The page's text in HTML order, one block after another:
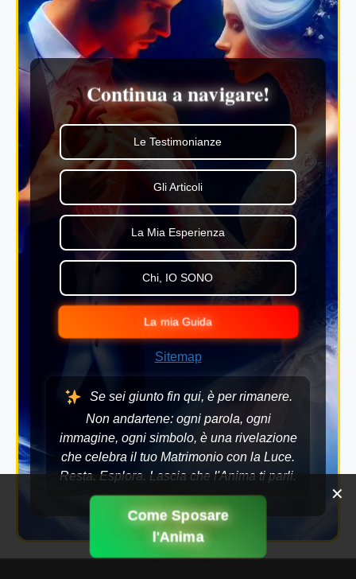
Continua a navigare!
Le Testimonianze
Gli Articoli
La Mia Esperienza
Chi, IO SONO
La mia Guida
Sitemap
Se sei giunto fin qui, è per rimanere.
Non andartene: ogni parola, ogni
immagine, ogni simbolo, è una rivelazione
che celebra il tuo Matrimonio con la Luce.
Resta. Esplora. Lascia che l'Anima ti parli.
Come Sposare
l'Anima
✕